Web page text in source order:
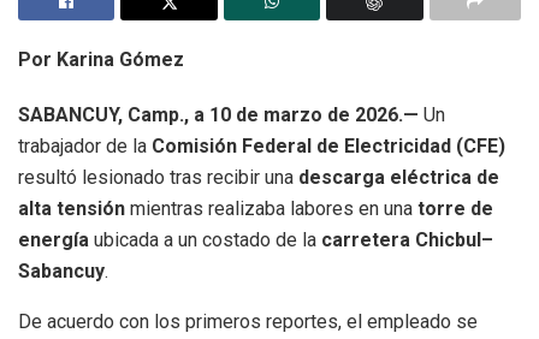
Por Karina Gómez
SABANCUY, Camp., a 10 de marzo de 2026.— Un
trabajador de la Comisión Federal de Electricidad (CFE)
resultó lesionado tras recibir una descarga eléctrica de
alta tensión mientras realizaba labores en una torre de
energía ubicada a un costado de la carretera Chicbul–
Sabancuy.
De acuerdo con los primeros reportes, el empleado se